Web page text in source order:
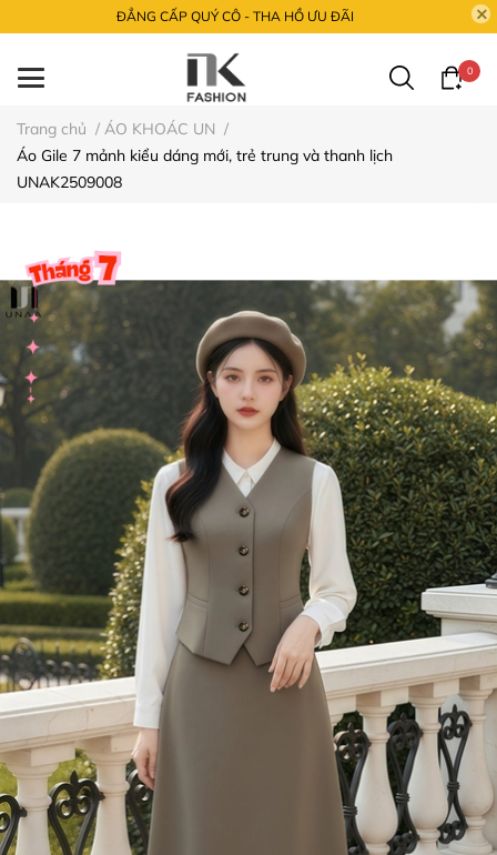
ĐẲNG CẤP QUÝ CÔ - THA HỒ ƯU ĐÃI
0
Trang chủ / ÁO KHOÁC UN /
Áo Gile 7 mảnh kiểu dáng mới, trẻ trung và thanh lịch
UNAK2509008